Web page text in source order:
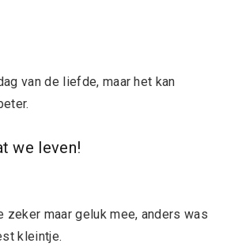
van de liefde, maar het kan
we leven!
zeker maar geluk mee, anders was
kleintje.